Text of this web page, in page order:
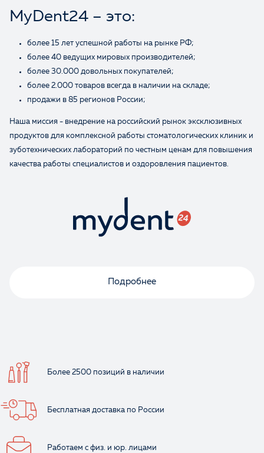
MyDent24 – это:
более 15 лет успешной работы на рынке РФ;
более 40 ведущих мировых производителей;
более 30.000 довольных покупателей;
более 2.000 товаров всегда в наличии на складе;
продажи в 85 регионов России;
Наша миссия - внедрение на российский рынок эксклюзивных
продуктов для комплексной работы стоматологических клиник и
зуботехнических лабораторий по честным ценам для повышения
качества работы специалистов и оздоровления пациентов.
Подробнее
Более 2500 позиций в наличии
Бесплатная доставка по России
Работаем с физ. и юр. лицами
Ваше имя